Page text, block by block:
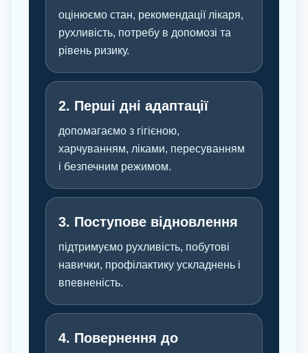
оцінюємо стан, рекомендації лікаря,
рухливість, потребу в допомозі та
рівень ризику.
2. Перші дні адаптації
допомагаємо з гігієною,
харчуванням, ліками, пересуванням
і безпечним режимом.
3. Поступове відновлення
підтримуємо рухливість, побутові
навички, профілактику ускладнень і
впевненість.
4. Повернення до